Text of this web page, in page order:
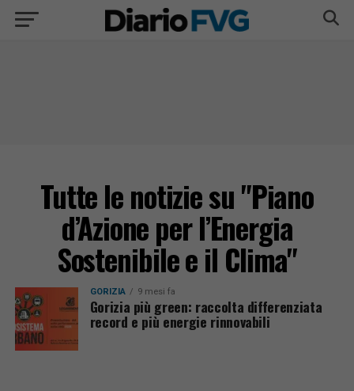
Tutte le notizie su "Piano
d’Azione per l’Energia
Sostenibile e il Clima"
GORIZIA 9 mesi fa
Gorizia più green: raccolta differenziata
record e più energie rinnovabili